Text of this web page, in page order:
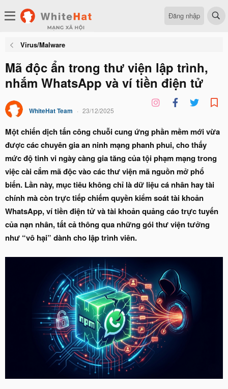
Đăng nhập
Virus/Malware
Mã độc ẩn trong thư viện lập trình,
nhắm WhatsApp và ví tiền điện tử
WhiteHat Team 23/12/2025
Một chiến dịch tấn công chuỗi cung ứng phần mềm mới vừa
được các chuyên gia an ninh mạng phanh phui, cho thấy
mức độ tinh vi ngày càng gia tăng của tội phạm mạng trong
việc cài cắm mã độc vào các thư viện mã nguồn mở phổ
biến. Lần này, mục tiêu không chỉ là dữ liệu cá nhân hay tài
chính mà còn trực tiếp chiếm quyền kiểm soát tài khoản
WhatsApp, ví tiền điện tử và tài khoản quảng cáo trực tuyến
của nạn nhân, tất cả thông qua những gói thư viện tưởng
như “vô hại” dành cho lập trình viên.